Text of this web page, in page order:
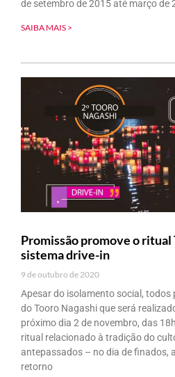
de setembro de 2015 até março de
SAIBA MAIS >
Promissão promove o ritual
sistema drive-in
9 de outubro de 2020
Apesar do isolamento social, todos
do Tooro Nagashi que será
próximo dia 2 de novembro, das
ritual relacionado à tradição do
antepassados – no dia de finados,
retorno